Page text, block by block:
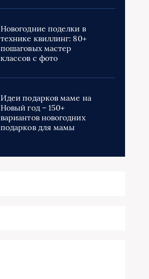
Новогодние поделки в
технике квиллинг: 80+
пошаговых мастер
классов с фото
Идеи подарков маме на
Новый год – 150+
вариантов новогодних
подарков для мамы